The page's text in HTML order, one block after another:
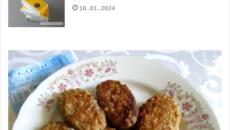
16.01.2024